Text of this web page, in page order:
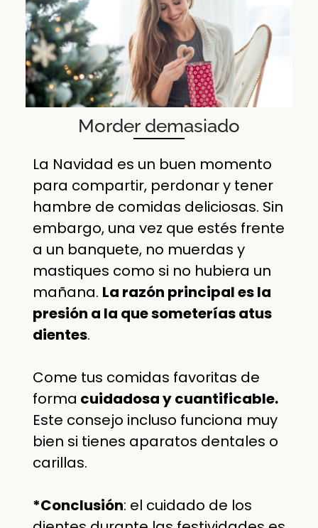
Morder demasiado
La Navidad es un buen momento
para compartir, perdonar y tener
hambre de comidas deliciosas. Sin
embargo, una vez que estés frente
a un banquete, no muerdas y
mastiques como si no hubiera un
mañana. La razón principal es la
presión a la que someterías atus
dientes.
Come tus comidas favoritas de
forma cuidadosa y cuantificable.
Este consejo incluso funciona muy
bien si tienes aparatos dentales o
carillas.
*Conclusión: el cuidado de los